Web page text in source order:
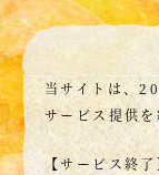
当サイトは、
サービス提供
【サービス終了